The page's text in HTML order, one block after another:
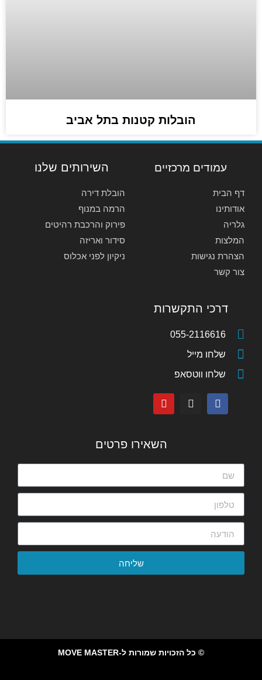
הובלות קטנות בתל אביב
עמודים מרכזיים
דף הבית
אודותינו
גלריה
המלצות
הצהרת נגישות
צור קשר
השירותים שלנו
הובלת דירה
הרמה במנוף
פירוק והרכבת רהיטים
סידור ואריזה
ניקיון לפני אכלוס
דרכי התקשרות
055-2116616
שלחו מייל
שלחו ווטסאפ
השאירו פרטים
שליחה
© כל הזכויות שמורות ל-MOVE MASTER